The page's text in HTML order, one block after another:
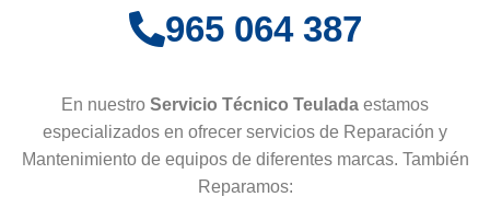
965 064 387
En nuestro Servicio Técnico Teulada estamos
especializados en ofrecer servicios de Reparación y
Mantenimiento de equipos de diferentes marcas. También
Reparamos: